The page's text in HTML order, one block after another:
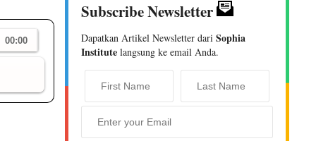
Subscribe Newsletter
Dapatkan Artikel Newsletter dari Sophia
Institute langsung ke email Anda.